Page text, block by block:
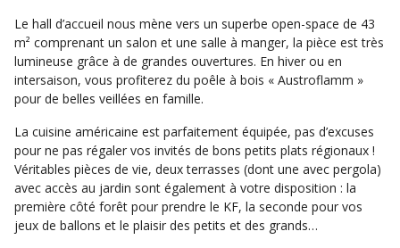
Le hall d’accueil nous mène vers un superbe open-space de 43
m² comprenant un salon et une salle à manger, la pièce est très
lumineuse grâce à de grandes ouvertures. En hiver ou en
intersaison, vous profiterez du poêle à bois « Austroflamm »
pour de belles veillées en famille.
La cuisine américaine est parfaitement équipée, pas d’excuses
pour ne pas régaler vos invités de bons petits plats régionaux !
Véritables pièces de vie, deux terrasses (dont une avec pergola)
avec accès au jardin sont également à votre disposition : la
première côté forêt pour prendre le KF, la seconde pour vos
jeux de ballons et le plaisir des petits et des grands…